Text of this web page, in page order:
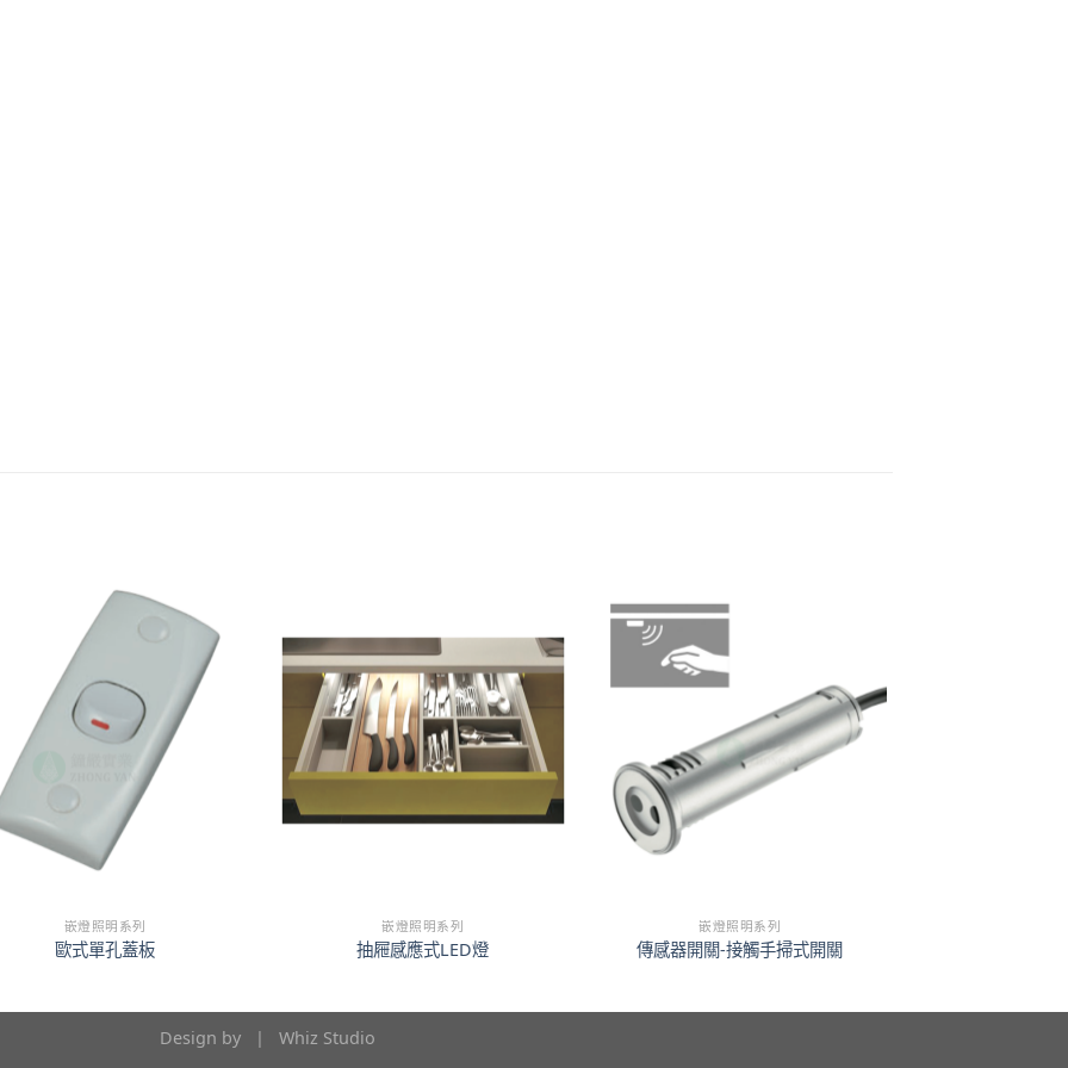
嵌燈照明系列
歐式單孔蓋板
嵌燈照明系列
抽屜感應式LED燈
嵌燈照明系列
傳感器開關-接觸手掃式開關
Design by | Whiz Studio